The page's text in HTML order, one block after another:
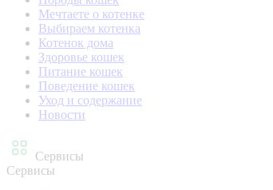
Мечтаете о котенке
Выбираем котенка
Котенок дома
Здоровье кошек
Питание кошек
Поведение кошек
Уход и содержание
Новости
Сервисы
Сервисы